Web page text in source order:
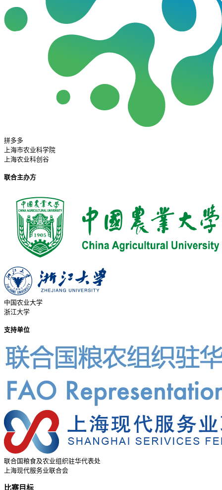
拼多多
上海市农业科学院
上海农业科创谷
联合主办方
中国农业大学
浙江大学
支持单位
联合国粮食及农业组织驻华代表处
上海现代服务业联合会
比赛目标